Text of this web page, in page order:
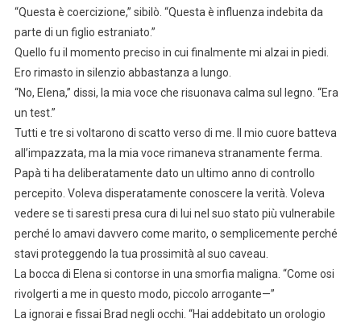
“Questa è coercizione,” sibilò. “Questa è influenza indebita da
parte di un figlio estraniato.”
Quello fu il momento preciso in cui finalmente mi alzai in piedi.
Ero rimasto in silenzio abbastanza a lungo.
“No, Elena,” dissi, la mia voce che risuonava calma sul legno. “Era
un test.”
Tutti e tre si voltarono di scatto verso di me. Il mio cuore batteva
all’impazzata, ma la mia voce rimaneva stranamente ferma.
Papà ti ha deliberatamente dato un ultimo anno di controllo
percepito. Voleva disperatamente conoscere la verità. Voleva
vedere se ti saresti presa cura di lui nel suo stato più vulnerabile
perché lo amavi davvero come marito, o semplicemente perché
stavi proteggendo la tua prossimità al suo caveau.
La bocca di Elena si contorse in una smorfia maligna. “Come osi
rivolgerti a me in questo modo, piccolo arrogante—”
La ignorai e fissai Brad negli occhi. “Hai addebitato un orologio